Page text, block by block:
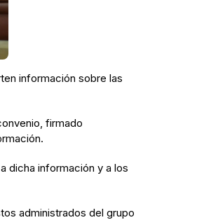
información sobre las
firmado
dicha información y a los
administrados del grupo